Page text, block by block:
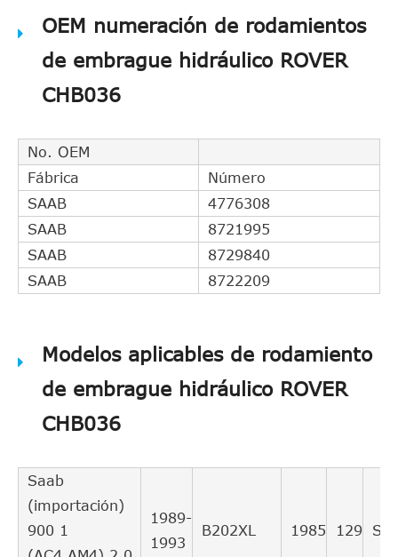
OEM numeración de rodamientos
de embrague hidráulico ROVER
CHB036
No. OEM
Fábrica
Número
SAAB
4776308
SAAB
8721995
SAAB
8729840
SAAB
8722209
Modelos aplicables de rodamiento
de embrague hidráulico ROVER
CHB036
Saab
(importación)
900 1
1989-
1993
B202XL 1985 129